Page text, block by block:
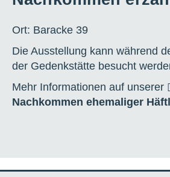
Ort: Baracke 39
Die Ausstellung kann während
der Gedenkstätte besucht
Mehr Informationen auf unserer
Nachkommen ehemaliger